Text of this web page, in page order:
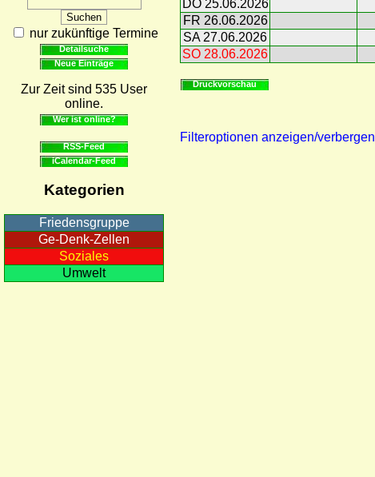
nur zukünftige Termine
Detailsuche
Neue Einträge
Zur Zeit sind 535 User
online.
Wer ist online?
RSS-Feed
iCalendar-Feed
Kategorien
Friedensgruppe
Ge-Denk-Zellen
Soziales
Umwelt
DO 25.06.2026
FR 26.06.2026
SA 27.06.2026
SO 28.06.2026
Druckvorschau
Filteroptionen anzeigen/verbergen